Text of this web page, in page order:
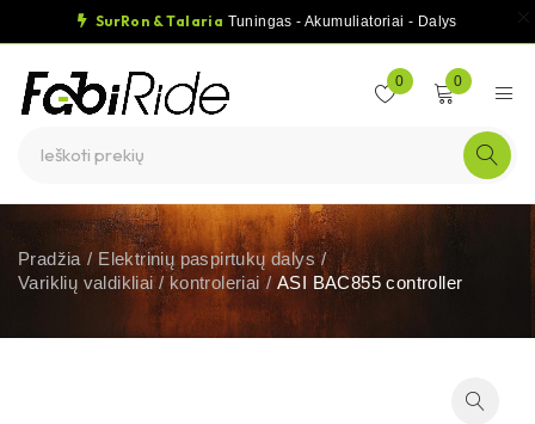
SurRon & Talaria Tuningas - Akumuliatoriai - Dalys
0 0
Pradžia / Elektrinių paspirtukų dalys /
Variklių valdikliai / kontroleriai / ASI BAC855 controller